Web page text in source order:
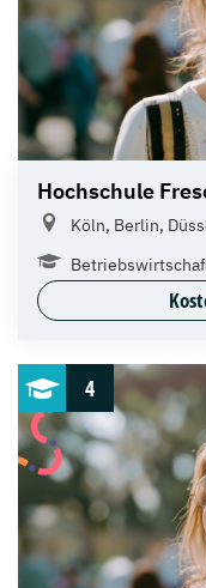
Hochschule
Köln, Berlin,
4